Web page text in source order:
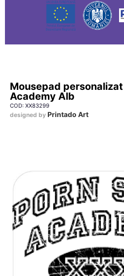
Mousepad
Academy Alb
COD: XX83299
designed by Printado Art